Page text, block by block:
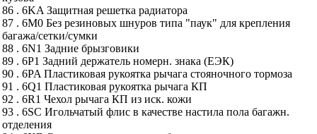
86 . 6KA Защитная решетка радиатора
87 . 6M0 Без резиновых шнуров типа "паук" для крепления
багажа/сетки/сумки
88 . 6N1 Задние брызговики
89 . 6P1 Задний держатель номерн. знака (ЕЭК)
90 . 6PA Пластиковая рукоятка рычага стояночного тормоза
91 . 6Q1 Пластиковая рукоятка рычага КП
92 . 6R1 Чехол рычага КП из иск. кожи
93 . 6SC Игольчатый флис в качестве настила пола багажн.
отделения